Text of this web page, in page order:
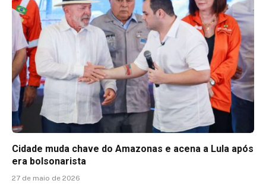
Cidade muda chave do Amazonas e acena a Lula após
era bolsonarista
27 de maio de 2026